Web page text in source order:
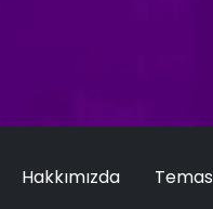
Hakkımızda Temas